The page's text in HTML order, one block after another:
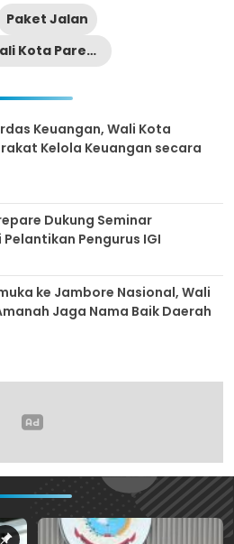
Paket Jalan
Wali Kota Parepare
Keuangan, Wali Kota
Kelola Keuangan secara
Dukung Seminar
Pengurus IGI
ke Jambore Nasional, Wali
Jaga Nama Baik Daerah